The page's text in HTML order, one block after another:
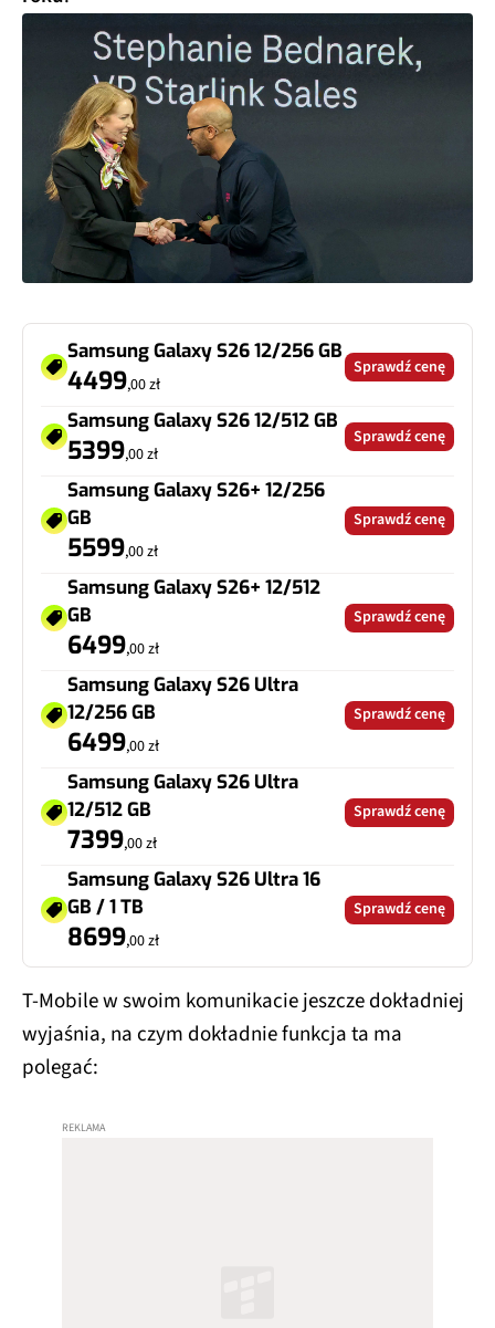
Samsung Galaxy S26 12/256 GB
4499,00 zł
Sprawdź cenę
Samsung Galaxy S26 12/512 GB
5399,00 zł
Sprawdź cenę
Samsung Galaxy S26+ 12/256
GB
5599,00 zł
Sprawdź cenę
Samsung Galaxy S26+ 12/512
GB
6499,00 zł
Sprawdź cenę
Samsung Galaxy S26 Ultra
12/256 GB
6499,00 zł
Sprawdź cenę
Samsung Galaxy S26 Ultra
12/512 GB
7399,00 zł
Sprawdź cenę
Samsung Galaxy S26 Ultra 16
GB / 1 TB
8699,00 zł
Sprawdź cenę
T-Mobile w swoim komunikacie jeszcze dokładniej
wyjaśnia, na czym dokładnie funkcja ta ma
polegać: